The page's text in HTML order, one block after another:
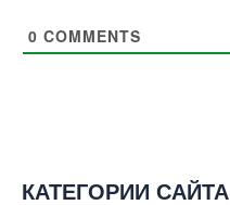
0 COMMENTS
КАТЕГОРИИ САЙТА